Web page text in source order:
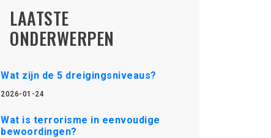
LAATSTE
ONDERWERPEN
Wat zijn de 5 dreigingsniveaus?
2026-01-24
Wat is terrorisme in eenvoudige
bewoordingen?